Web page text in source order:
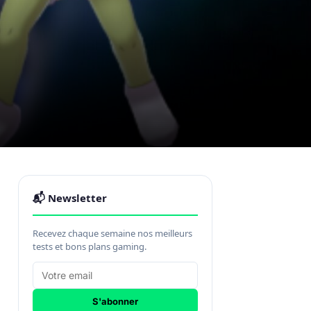
📬 Newsletter
Recevez chaque semaine nos meilleurs
tests et bons plans gaming.
S'abonner